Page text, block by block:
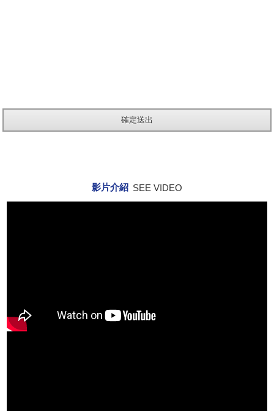
影片介紹 SEE VIDEO